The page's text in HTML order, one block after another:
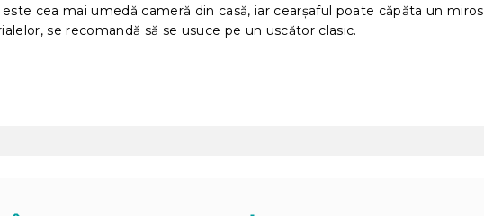
cea mai umedă cameră din casă, iar cearșaful poate căpăta un miros
se recomandă să se usuce pe un uscător clasic.